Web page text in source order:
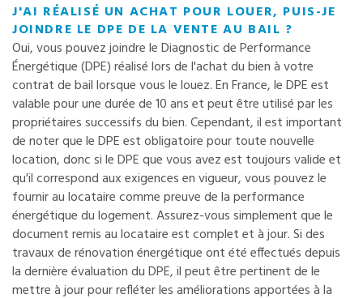
J'AI RÉALISÉ UN ACHAT POUR LOUER, PUIS-JE
JOINDRE LE DPE DE LA VENTE AU BAIL ?
Oui, vous pouvez joindre le Diagnostic de Performance
Énergétique (DPE) réalisé lors de l'achat du bien à votre
contrat de bail lorsque vous le louez. En France, le DPE est
valable pour une durée de 10 ans et peut être utilisé par les
propriétaires successifs du bien. Cependant, il est important
de noter que le DPE est obligatoire pour toute nouvelle
location, donc si le DPE que vous avez est toujours valide et
qu'il correspond aux exigences en vigueur, vous pouvez le
fournir au locataire comme preuve de la performance
énergétique du logement. Assurez-vous simplement que le
document remis au locataire est complet et à jour. Si des
travaux de rénovation énergétique ont été effectués depuis
la dernière évaluation du DPE, il peut être pertinent de le
mettre à jour pour refléter les améliorations apportées à la